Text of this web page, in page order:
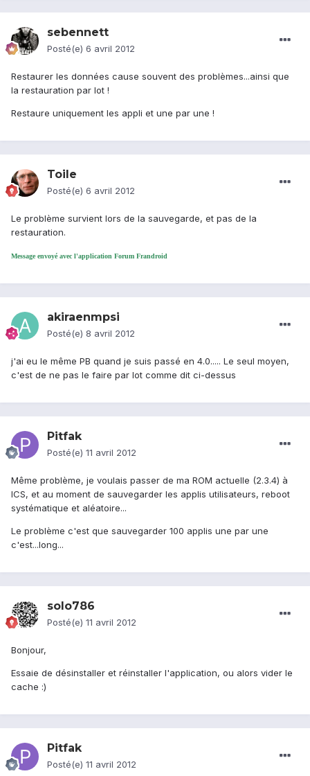
sebennett
Posté(e) 6 avril 2012
Restaurer les données cause souvent des problèmes...ainsi que
la restauration par lot !
Restaure uniquement les appli et une par une !
Toile
Posté(e) 6 avril 2012
Le problème survient lors de la sauvegarde, et pas de la
restauration.
Message envoyé avec l'application Forum Frandroid
akiraenmpsi
Posté(e) 8 avril 2012
j'ai eu le même PB quand je suis passé en 4.0..... Le seul moyen,
c'est de ne pas le faire par lot comme dit ci-dessus
Pitfak
Posté(e) 11 avril 2012
Même problème, je voulais passer de ma ROM actuelle (2.3.4) à
ICS, et au moment de sauvegarder les applis utilisateurs, reboot
systématique et aléatoire...
Le problème c'est que sauvegarder 100 applis une par une
c'est...long...
solo786
Posté(e) 11 avril 2012
Bonjour,
Essaie de désinstaller et réinstaller l'application, ou alors vider le
cache :)
Pitfak
Posté(e) 11 avril 2012